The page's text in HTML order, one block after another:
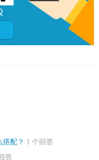
搭配？ 1 个回答
答